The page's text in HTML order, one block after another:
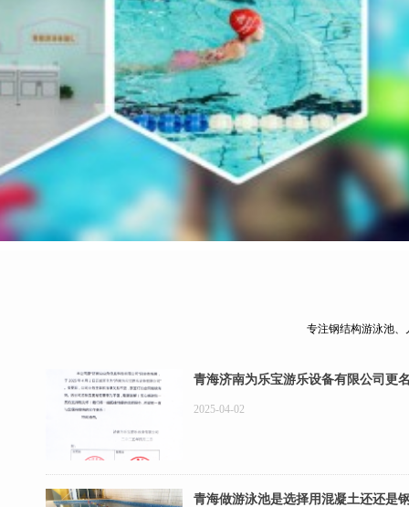
专注钢结构游泳池
青海济南为乐宝游乐设备有限公司更
2025-04-02
青海做游泳池是选择用混凝土还还是